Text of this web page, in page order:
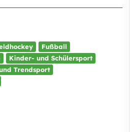
Fußball
Kinder- und Schülersport
Trendsport